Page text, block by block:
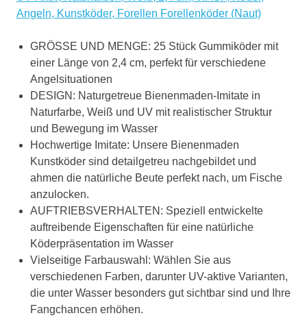
Angeln, Kunstköder, Forellen Forellenköder (Naut)
GRÖSSE UND MENGE: 25 Stück Gummiköder mit
einer Länge von 2,4 cm, perfekt für verschiedene
Angelsituationen
DESIGN: Naturgetreue Bienenmaden-Imitate in
Naturfarbe, Weiß und UV mit realistischer Struktur
und Bewegung im Wasser
Hochwertige Imitate: Unsere Bienenmaden
Kunstköder sind detailgetreu nachgebildet und
ahmen die natürliche Beute perfekt nach, um Fische
anzulocken.
AUFTRIEBSVERHALTEN: Speziell entwickelte
auftreibende Eigenschaften für eine natürliche
Köderpräsentation im Wasser
Vielseitige Farbauswahl: Wählen Sie aus
verschiedenen Farben, darunter UV-aktive Varianten,
die unter Wasser besonders gut sichtbar sind und Ihre
Fangchancen erhöhen.